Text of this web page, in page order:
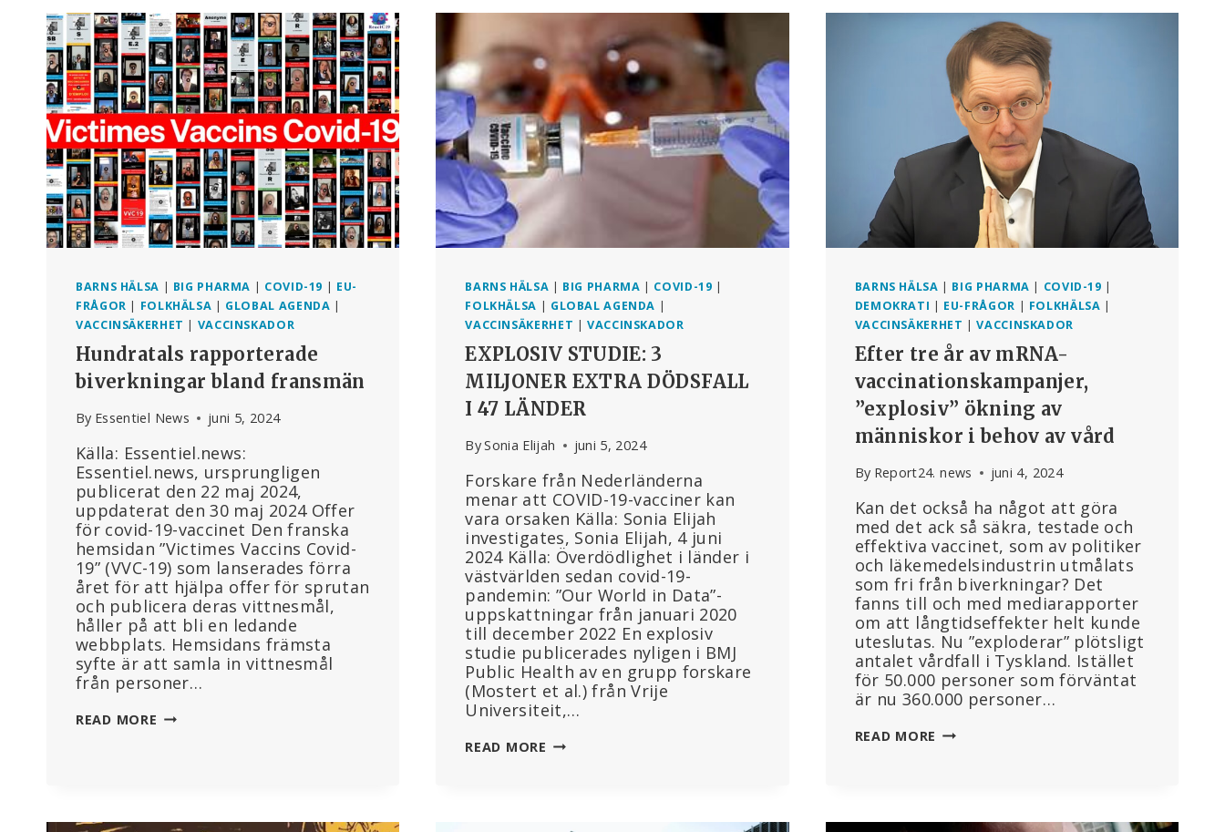
UTTALANDEN
UNDER
INTERPELLATIONSDEBATTEN
31
MAJ
2024
TILL
INTEGRITET
DEN
9
JUNI
2024
VACCINFÖRSÖK
UTAN
ATT
INFORMERA
DELTAGARNA
BARNS HÄLSA | BIG PHARMA | COVID-19 | EU-
FRÅGOR | FOLKHÄLSA | GLOBAL AGENDA |
VACCINSÄKERHET | VACCINSKADOR
Hundratals rapporterade
biverkningar bland fransmän
By Essentiel News juni 5, 2024
Källa: Essentiel.news:
Essentiel.news, ursprungligen
publicerat den 22 maj 2024,
uppdaterat den 30 maj 2024 Offer
för covid-19-vaccinet Den franska
hemsidan ”Victimes Vaccins Covid-
19” (VVC-19) som lanserades förra
året för att hjälpa offer för sprutan
och publicera deras vittnesmål,
håller på att bli en ledande
webbplats. Hemsidans främsta
syfte är att samla in vittnesmål
från personer…
READ MORE HUNDRATALS
BARNS HÄLSA | BIG PHARMA | COVID-19 |
FOLKHÄLSA | GLOBAL AGENDA |
VACCINSÄKERHET |VACCINSKADOR
EXPLOSIV STUDIE: 3
MILJONER EXTRA DÖDSFALL
I 47 LÄNDER
BySonia Elijah juni 5, 2024
Forskare från Nederländerna
menar att COVID-19-vacciner kan
vara orsaken Källa: Sonia Elijah
investigates, Sonia Elijah, 4 juni
2024 Källa: Överdödlighet i länder i
västvärlden sedan covid-19-
pandemin: ”Our World in Data”-
uppskattningar från januari 2020
till december 2022 En explosiv
studie publicerades nyligen i BMJ
Public Health av en grupp forskare
(Mostert et al.) från Vrije
Universiteit,…
READ MORE EXPLOSIV
BARNS HÄLSA | BIG PHARMA | COVID-19 |
DEMOKRATI | EU-FRÅGOR | FOLKHÄLSA |
VACCINSÄKERHET |VACCINSKADOR
Efter tre år av mRNA-
vaccinationskampanjer,
”explosiv” ökning av
människor i behov av vård
By Report24. news juni 4, 2024
Kan det också ha något att göra
med det ack så säkra, testade och
effektiva vaccinet, som av politiker
och läkemedelsindustrin utmålats
som fri från biverkningar? Det
fanns till och med mediarapporter
om att långtidseffekter helt kunde
uteslutas. Nu ”exploderar” plötsligt
antalet vårdfall i Tyskland. Istället
för 50.000 personer som förväntat
är nu 360.000 personer…
READ MORE EFTER